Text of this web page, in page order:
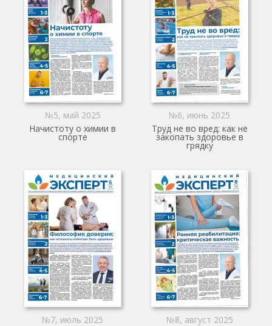
№5, май 2025
Начистоту о химии в
спорте
№6, июнь 2025
Труд не во вред: как не
закопать здоровье в
грядку
№7, июль 2025
№8, август 2025